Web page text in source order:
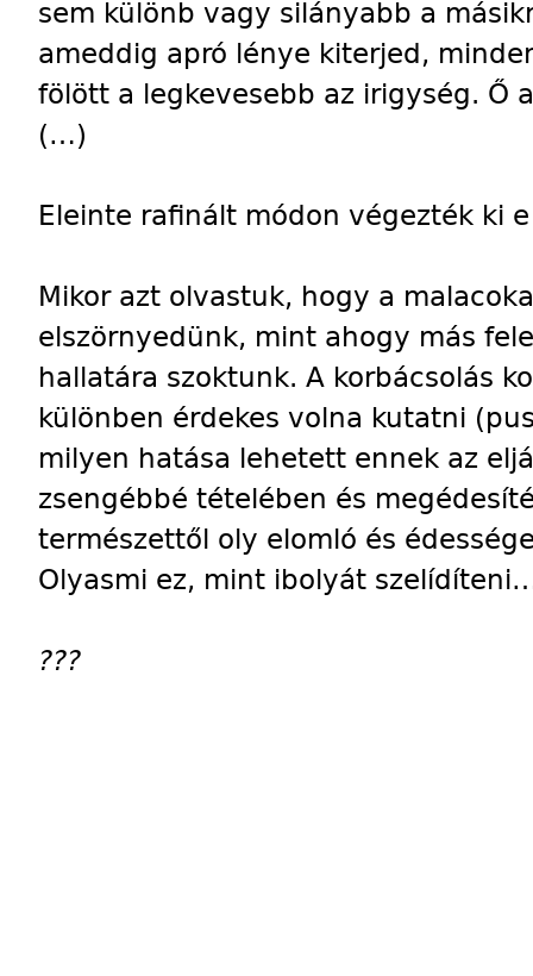
sem különb vagy silányabb a
ameddig apró lénye kiterjed,
fölött a legkevesebb az irigység. Ő
(…)
Eleinte rafinált módon végezték ki
Mikor azt olvastuk, hogy a
elszörnyedünk, mint ahogy más
hallatára szoktunk. A korbácsolás
különben érdekes volna kutatni
milyen hatása lehetett ennek az
zsengébbé tételében és
természettől oly elomló és
Olyasmi ez, mint ibolyát
???